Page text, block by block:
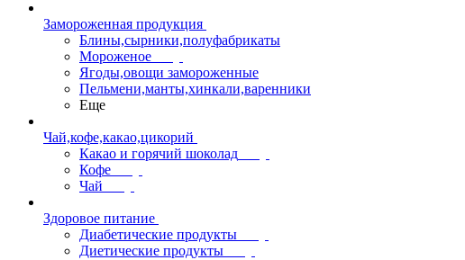
Замороженная продукция
Блины,сырники,полуфабрикаты
Мороженое
Ягоды,овощи замороженные
Пельмени,манты,хинкали,варенники
Еще
Чай,кофе,какао,цикорий
Какао и горячий шоколад
Кофе
Чай
Здоровое питание
Диабетические продукты
Диетические продукты